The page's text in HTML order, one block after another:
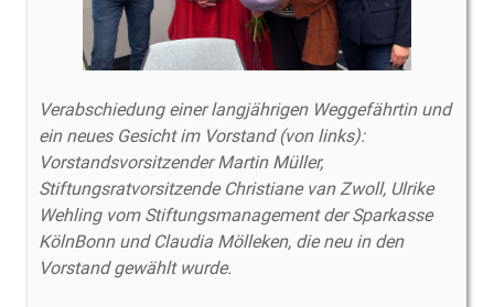
Verabschiedung einer langjährigen Weggefährtin und
ein neues Gesicht im Vorstand (von links):
Vorstandsvorsitzender Martin Müller,
Stiftungsratvorsitzende Christiane van Zwoll, Ulrike
Wehling vom Stiftungsmanagement der Sparkasse
KölnBonn und Claudia Mölleken, die neu in den
Vorstand gewählt wurde.